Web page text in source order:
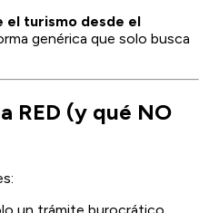
el turismo desde el
genérica que solo busca
RED (y qué NO